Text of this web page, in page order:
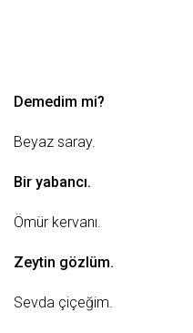
Demedim mi?
Beyaz saray.
Bir yabancı.
Ömür kervanı.
Zeytin gözlüm.
Sevda çiçeğim.